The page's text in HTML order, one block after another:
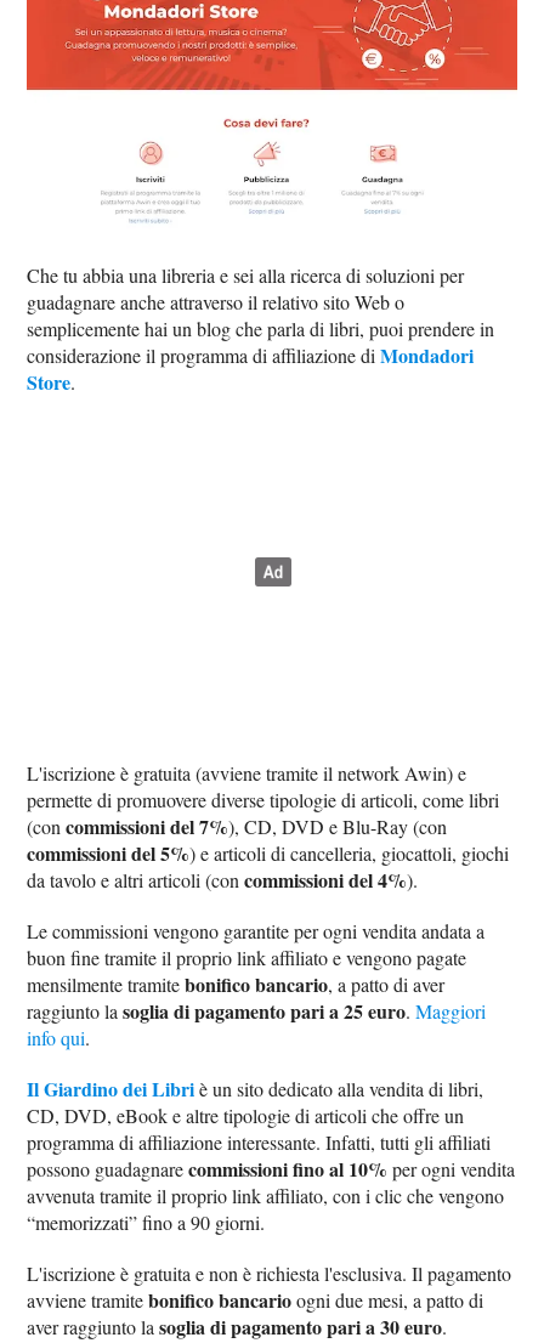
Che tu abbia una libreria e sei alla ricerca di soluzioni per
guadagnare anche attraverso il relativo sito Web o
semplicemente hai un blog che parla di libri, puoi prendere in
considerazione il programma di affiliazione diMondadori
Store.
L'iscrizione è gratuita (avviene tramite il network Awin) e
permette di promuovere diverse tipologie di articoli, come libri
(concommissioni del 7%), CD, DVD e Blu-Ray (con
commissioni del 5%) e articoli di cancelleria, giocattoli, giochi
da tavolo e altri articoli (concommissioni del 4%).
Le commissioni vengono garantite per ogni vendita andata a
buon fine tramite il proprio link affiliato e vengono pagate
mensilmente tramitebonifico bancario, a patto di aver
raggiunto lasoglia di pagamento pari a 25 euro.Maggiori
info qui.
Il Giardino dei Libriè un sito dedicato alla vendita di libri,
CD, DVD, eBook e altre tipologie di articoli che offre un
programma di affiliazione interessante. Infatti, tutti gli affiliati
possono guadagnarecommissioni fino al 10% per ogni vendita
avvenuta tramite il proprio link affiliato, con i clic che vengono
“memorizzati” fino a 90 giorni.
L'iscrizione è gratuita e non è richiesta l'esclusiva. Il pagamento
avviene tramitebonifico bancarioogni due mesi, a patto di
aver raggiunto lasoglia di pagamento pari a 30 euro.